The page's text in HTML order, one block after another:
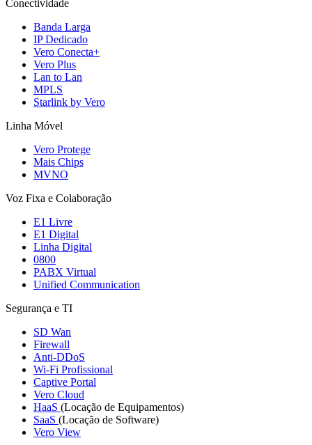
Conectividade
Banda Larga
IP Dedicado
Vero Conecta+
Vero Plus
Lan to Lan
MPLS
Starlink by Vero
Linha Móvel
Vero Protege
Mais Chips
MVNO
Voz Fixa e Colaboração
E1 Livre
E1 Digital
Linha Digital
0800
PABX Virtual
Unified Communication
Segurança e TI
SD Wan
Firewall
Anti-DDoS
Wi-Fi Profissional
Captive Portal
Vero Cloud
HaaS (Locação de Equipamentos)
SaaS (Locação de Software)
Vero View